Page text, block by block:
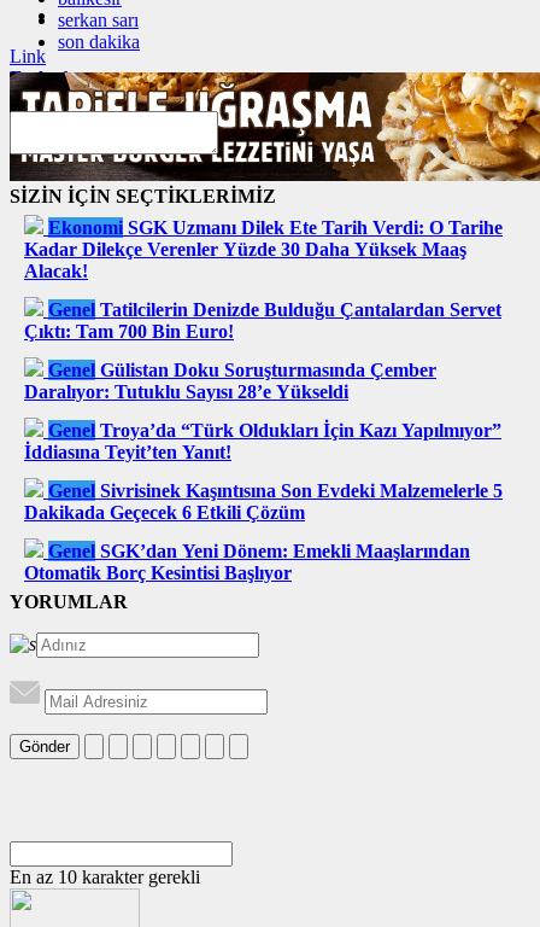
Link
Embed
Copy and paste this HTML code into your webpage to embed.
serkan sarı
son dakika
SİZİN İÇİN SEÇTİKLERİMİZ
Ekonomi SGK Uzmanı Dilek Ete Tarih Verdi: O Tarihe
Kadar Dilekçe Verenler Yüzde 30 Daha Yüksek Maaş
Alacak!
Genel Tatilcilerin Denizde Bulduğu Çantalardan Servet
Çıktı: Tam 700 Bin Euro!
Genel Gülistan Doku Soruşturmasında Çember
Daralıyor: Tutuklu Sayısı 28’e Yükseldi
Genel Troya’da “Türk Oldukları İçin Kazı Yapılmıyor”
İddiasına Teyit’ten Yanıt!
Genel Sivrisinek Kaşıntısına Son Evdeki Malzemelerle 5
Dakikada Geçecek 6 Etkili Çözüm
Genel SGK’dan Yeni Dönem: Emekli Maaşlarından
Otomatik Borç Kesintisi Başlıyor
YORUMLAR
Gönder
En az 10 karakter gerekli